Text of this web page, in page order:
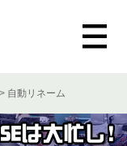
> 自動リネーム